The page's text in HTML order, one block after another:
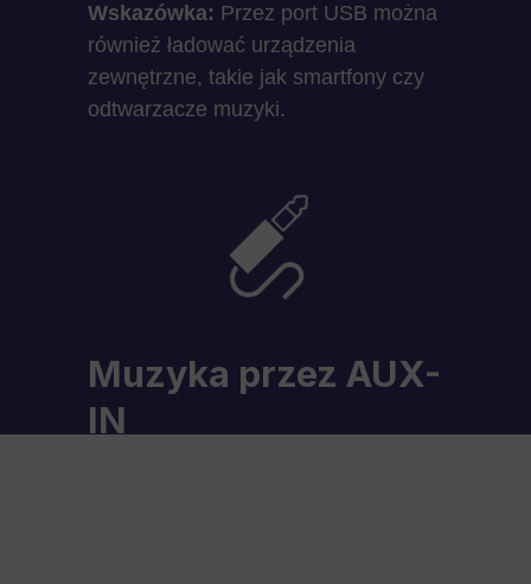
Wskazówka: Przez port USB można
również ładować urządzenia
zewnętrzne, takie jak smartfony czy
odtwarzacze muzyki.
Muzyka przez AUX-
IN